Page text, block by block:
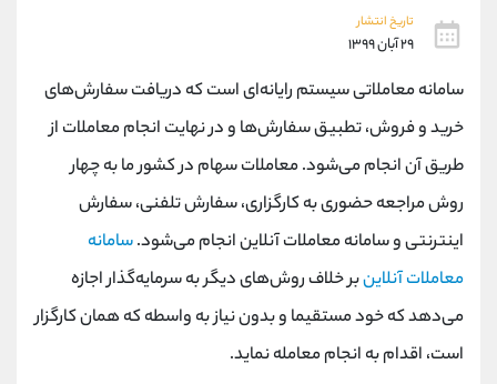
تاریخ انتشار
۲۹ آبان ۱۳۹۹
سامانه معاملاتی سیستم رایانه‌ای است که دریافت سفارش‌های
خرید و فروش، تطبیق سفارش‌ها و در نهایت انجام معاملات از
طریق آن انجام می‌شود. معاملات سهام در کشور ما به چهار
روش مراجعه حضوری به کارگزاری، سفارش تلفنی، سفارش
اینترنتی و سامانه معاملات آنلاین انجام می‌شود.سامانه
معاملات آنلاینبر خلاف روش‌های دیگر به سرمایه‌گذار اجازه
می‌دهد که خود مستقیما و بدون نیاز به واسطه که همان کارگزار
است، اقدام به انجام معامله نماید.
تلفن 021-22021040
بدون پیش شماره 90001030
@alireza.mehrabii
کانال تلگرام @alirezamehrabi_com
کانال بله @alirezamehrabi_official